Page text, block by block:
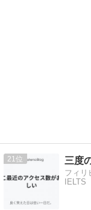
21 三度
フィ